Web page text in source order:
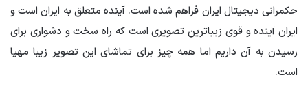
حکمرانی دیجیتال ایران فراهم شده است. آینده متعلق به ایران است و
ایران آینده و قوی زیباترین تصویری است که راه سخت و دشواری برای
رسیدن به آن داریم اما همه چیز برای تماشای این تصویر زیبا مهیا
است.